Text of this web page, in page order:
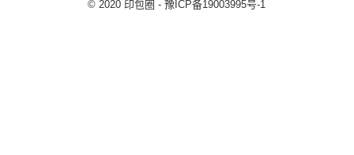
© 2020 印包圈 -豫ICP备19003995号-1